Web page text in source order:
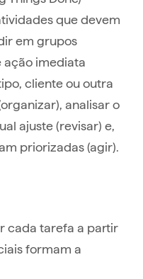
que devem
em grupos
ação imediata
cliente ou outra
analisar o
ajuste (revisar) e,
priorizadas (agir).
cada tarefa a partir
formam a